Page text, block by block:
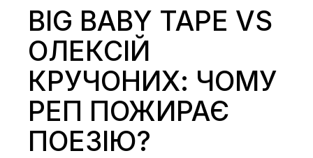
BIG BABY TAPE VS
ОЛЕКСІЙ
КРУЧОНИХ: ЧОМУ
РЕП ПОЖИРАЄ
ПОЕЗІЮ?